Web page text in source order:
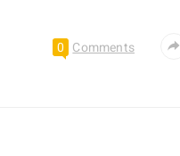
0 Comments